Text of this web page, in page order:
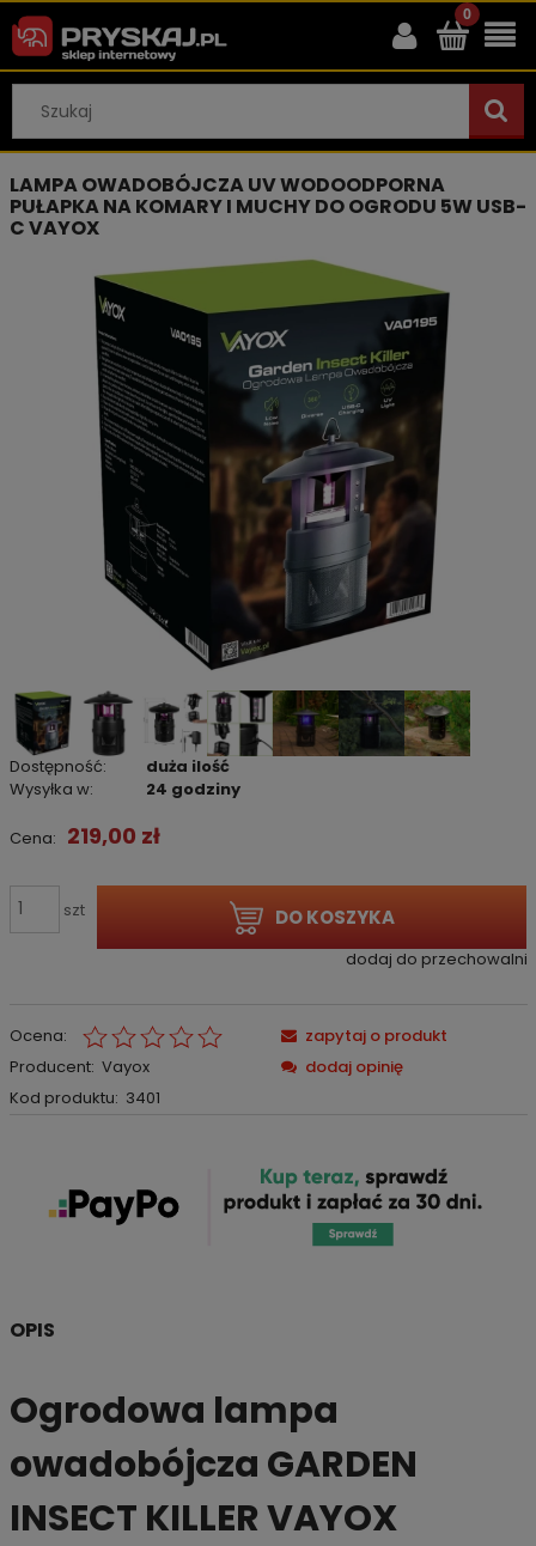
LAMPA OWADOBÓJCZA UV WODOODPORNA
PUŁAPKA NA KOMARY I MUCHY DO OGRODU 5W USB-
C VAYOX
Dostępność:
duża ilość
Wysyłka w:
24 godziny
Cena: 219,00 zł
szt DO KOSZYKA
dodaj do przechowalni
Ocena:
Producent: Vayox
Kod produktu: 3401
zapytaj o produkt
dodaj opinię
OPIS
Ogrodowa lampa
owadobójcza GARDEN
INSECT KILLER VAYOX